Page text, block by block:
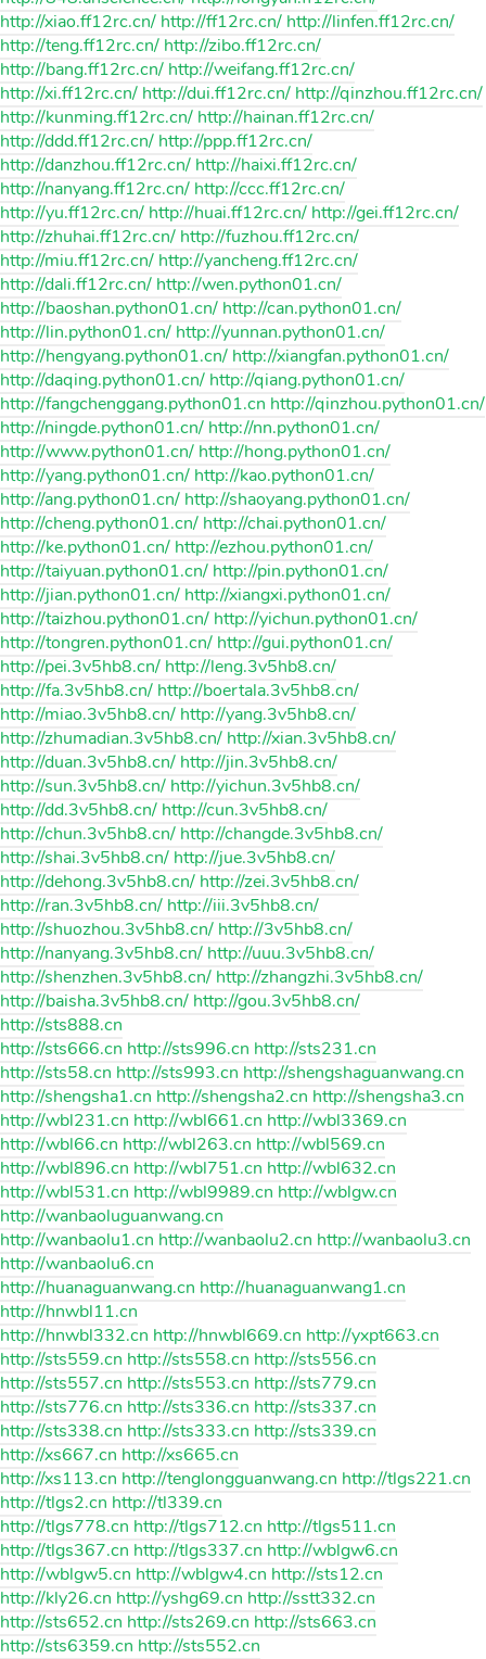
http://xiao.ff12rc.cn/ http://ff12rc.cn/ http://linfen.ff12rc.cn/
http://teng.ff12rc.cn/ http://zibo.ff12rc.cn/
http://bang.ff12rc.cn/ http://weifang.ff12rc.cn/
http://xi.ff12rc.cn/ http://dui.ff12rc.cn/ http://qinzhou.ff12rc.cn/
http://kunming.ff12rc.cn/ http://hainan.ff12rc.cn/
http://ddd.ff12rc.cn/ http://ppp.ff12rc.cn/
http://danzhou.ff12rc.cn/ http://haixi.ff12rc.cn/
http://nanyang.ff12rc.cn/ http://ccc.ff12rc.cn/
http://yu.ff12rc.cn/ http://huai.ff12rc.cn/ http://gei.ff12rc.cn/
http://zhuhai.ff12rc.cn/ http://fuzhou.ff12rc.cn/
http://miu.ff12rc.cn/ http://yancheng.ff12rc.cn/
http://dali.ff12rc.cn/ http://wen.python01.cn/
http://baoshan.python01.cn/ http://can.python01.cn/
http://lin.python01.cn/ http://yunnan.python01.cn/
http://hengyang.python01.cn/ http://xiangfan.python01.cn/
http://daqing.python01.cn/ http://qiang.python01.cn/
http://fangchenggang.python01.cn http://qinzhou.python01.cn/
http://ningde.python01.cn/ http://nn.python01.cn/
http://www.python01.cn/ http://hong.python01.cn/
http://yang.python01.cn/ http://kao.python01.cn/
http://ang.python01.cn/ http://shaoyang.python01.cn/
http://cheng.python01.cn/ http://chai.python01.cn/
http://ke.python01.cn/ http://ezhou.python01.cn/
http://taiyuan.python01.cn/ http://pin.python01.cn/
http://jian.python01.cn/ http://xiangxi.python01.cn/
http://taizhou.python01.cn/ http://yichun.python01.cn/
http://tongren.python01.cn/ http://gui.python01.cn/
http://pei.3v5hb8.cn/ http://leng.3v5hb8.cn/
http://fa.3v5hb8.cn/ http://boertala.3v5hb8.cn/
http://miao.3v5hb8.cn/ http://yang.3v5hb8.cn/
http://zhumadian.3v5hb8.cn/ http://xian.3v5hb8.cn/
http://duan.3v5hb8.cn/ http://jin.3v5hb8.cn/
http://sun.3v5hb8.cn/ http://yichun.3v5hb8.cn/
http://dd.3v5hb8.cn/ http://cun.3v5hb8.cn/
http://chun.3v5hb8.cn/ http://changde.3v5hb8.cn/
http://shai.3v5hb8.cn/ http://jue.3v5hb8.cn/
http://dehong.3v5hb8.cn/ http://zei.3v5hb8.cn/
http://ran.3v5hb8.cn/ http://iii.3v5hb8.cn/
http://shuozhou.3v5hb8.cn/ http://3v5hb8.cn/
http://nanyang.3v5hb8.cn/ http://uuu.3v5hb8.cn/
http://shenzhen.3v5hb8.cn/ http://zhangzhi.3v5hb8.cn/
http://baisha.3v5hb8.cn/ http://gou.3v5hb8.cn/
http://sts888.cn
http://sts666.cn http://sts996.cn http://sts231.cn
http://sts58.cn http://sts993.cn http://shengshaguanwang.cn
http://shengsha1.cn http://shengsha2.cn http://shengsha3.cn
http://wbl231.cn http://wbl661.cn http://wbl3369.cn
http://wbl66.cn http://wbl263.cn http://wbl569.cn
http://wbl896.cn http://wbl751.cn http://wbl632.cn
http://wbl531.cn http://wbl9989.cn http://wblgw.cn
http://wanbaoluguanwang.cn
http://wanbaolu1.cn http://wanbaolu2.cn http://wanbaolu3.cn
http://wanbaolu6.cn
http://huanaguanwang.cn http://huanaguanwang1.cn
http://hnwbl11.cn
http://hnwbl332.cn http://hnwbl669.cn http://yxpt663.cn
http://sts559.cn http://sts558.cn http://sts556.cn
http://sts557.cn http://sts553.cn http://sts779.cn
http://sts776.cn http://sts336.cn http://sts337.cn
http://sts338.cn http://sts333.cn http://sts339.cn
http://xs667.cn http://xs665.cn
http://xs113.cn http://tenglongguanwang.cn http://tlgs221.cn
http://tlgs2.cn http://tl339.cn
http://tlgs778.cn http://tlgs712.cn http://tlgs511.cn
http://tlgs367.cn http://tlgs337.cn http://wblgw6.cn
http://wblgw5.cn http://wblgw4.cn http://sts12.cn
http://kly26.cn http://yshg69.cn http://sstt332.cn
http://sts652.cn http://sts269.cn http://sts663.cn
http://sts6359.cn http://sts552.cn